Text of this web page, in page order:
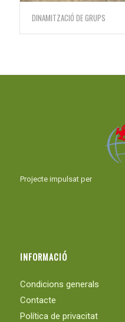
DINAMITZACIÓ DE GRUPS
Projecte impulsat per
INFORMACIÓ
Condicions generals
Contacte
Política de privacitat